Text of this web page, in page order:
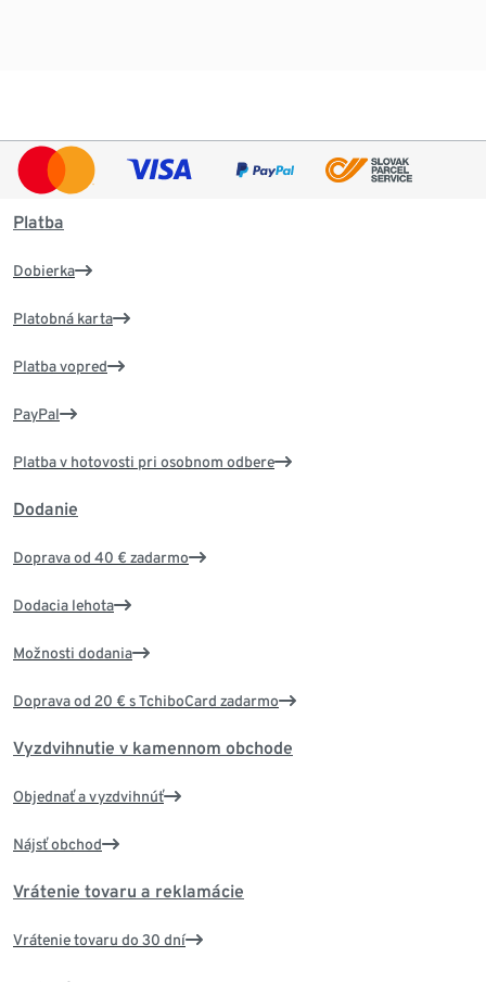
Platba
Dobierka
Platobná karta
Platba vopred
PayPal
Platba v hotovosti pri osobnom odbere
Dodanie
Doprava od 40 € zadarmo
Dodacia lehota
Možnosti dodania
Doprava od 20 € s TchiboCard zadarmo
Vyzdvihnutie v kamennom obchode
Objednať a vyzdvihnúť
Nájsť obchod
Vrátenie tovaru a reklamácie
Vrátenie tovaru do 30 dní